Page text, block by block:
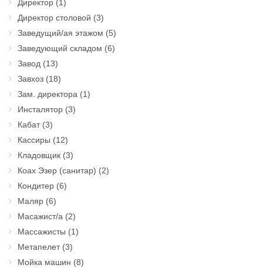
Директор (1)
Директор столовой (3)
Заведущий/ая этажом (5)
Заведующий складом (6)
Завод (13)
Завхоз (18)
Зам. директора (1)
Инсталятор (3)
Кабат(3)
Кассиры (12)
Кладовщик (3)
Коах Эзер (санитар) (2)
Кондитер (6)
Маляр (6)
Масажист/а (2)
Массажисты (1)
Метапелет(3)
Мойка машин (8)